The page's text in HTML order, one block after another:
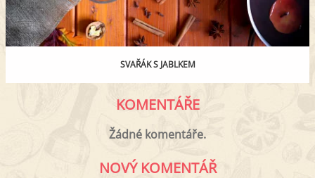
SVAŘÁK S JABLKEM
KOMENTÁŘE
Žádné komentáře.
NOVÝ KOMENTÁŘ